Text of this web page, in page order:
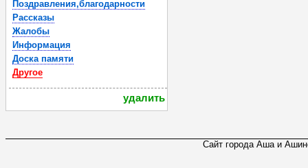
Поздравления,благодарности
Рассказы
Жалобы
Информация
Доска памяти
Другое
удалить
Сайт города Аша и